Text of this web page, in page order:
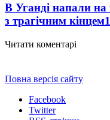
В Уганді напали на
з трагічним кінцем
Читати коментарі
Повна версія сайту
Facebook
Twitter